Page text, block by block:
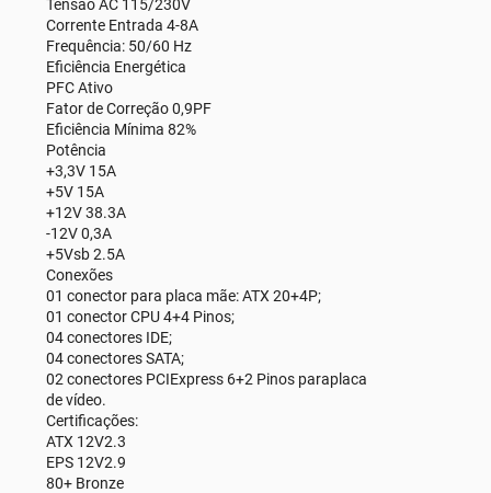
Tensão AC 115/230V
Corrente Entrada 4-8A
Frequência: 50/60 Hz
Eficiência Energética
PFC Ativo
Fator de Correção 0,9PF
Eficiência Mínima 82%
Potência
+3,3V 15A
+5V 15A
+12V 38.3A
-12V 0,3A
+5Vsb 2.5A
Conexões
01 conector para placa mãe: ATX 20+4P;
01 conector CPU 4+4 Pinos;
04 conectores IDE;
04 conectores SATA;
02 conectores PCIExpress 6+2 Pinos paraplaca
de vídeo.
Certificações:
ATX 12V2.3
EPS 12V2.9
80+ Bronze